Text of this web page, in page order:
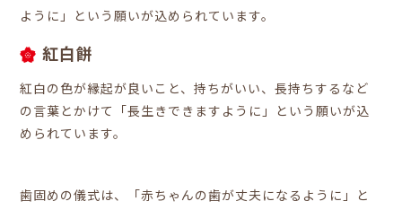
ように」という願いが込められています。
紅白餅
紅白の色が縁起が良いこと、持ちがいい、長持ちするなど
の言葉とかけて「長生きできますように」という願いが込
められています。
歯固めの儀式は、「赤ちゃんの歯が丈夫になるように」と